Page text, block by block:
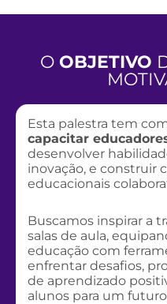
O OBJETIVO
Esta palestra tem
capacitar
desenvolver
inovação, e construir
educacionais
Buscamos inspirar a
salas de aula,
educação com
enfrentar desafios,
de aprendizado
alunos para um